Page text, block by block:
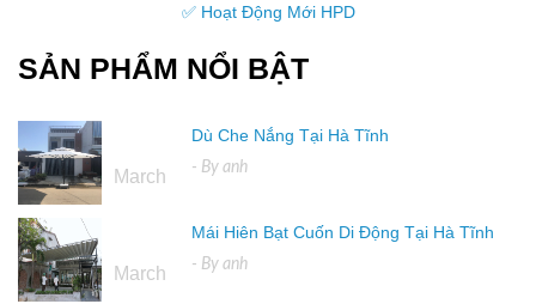
✅ Hoạt Động Mới HPD
SẢN PHẨM NỔI BẬT
March
Dù Che Nắng Tại Hà Tĩnh
- By anh
March
Mái Hiên Bạt Cuốn Di Động Tại Hà Tĩnh
- By anh